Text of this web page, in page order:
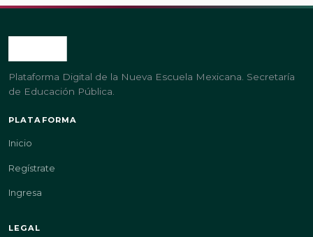
Plataforma Digital de la Nueva Escuela Mexicana. Secretaría
de Educación Pública.
PLATAFORMA
Inicio
Regístrate
Ingresa
LEGAL